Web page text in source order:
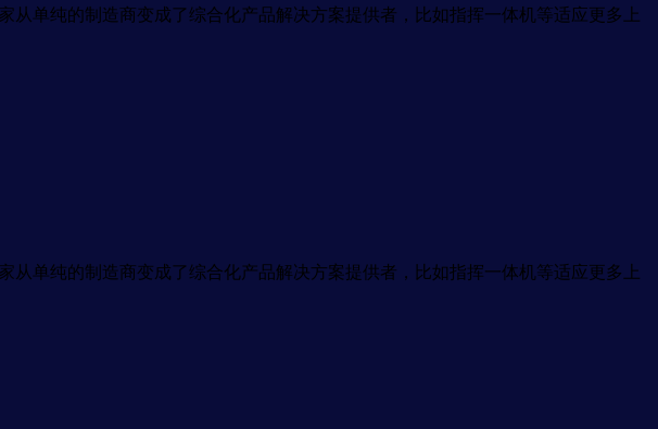
单纯的制造商变成了综合化产品解决方案提供者，比如指挥一体机等适应更多上
单纯的制造商变成了综合化产品解决方案提供者，比如指挥一体机等适应更多上